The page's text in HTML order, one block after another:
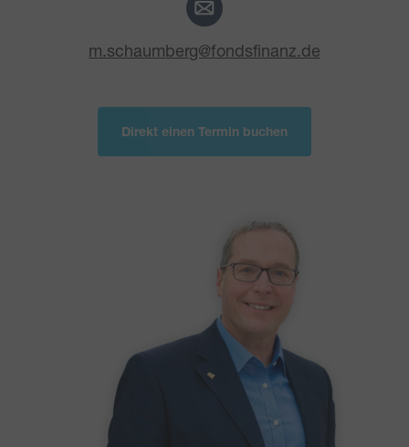
m.schaumberg@fondsfinanz.de
Direkt einen Termin buchen